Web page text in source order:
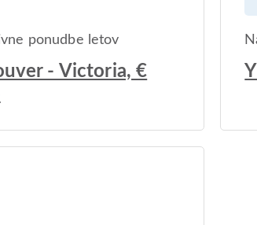
ponudbe letov
- Victoria, €